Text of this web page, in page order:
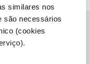
similares nos
são necessários
(cookies